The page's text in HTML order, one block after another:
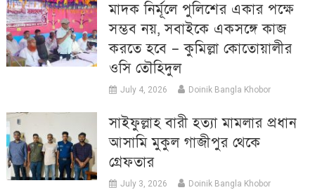
মাদক নির্মূলে পুলিশের একার পক্ষে
সম্ভব নয়, সবাইকে একসঙ্গে কাজ
করতে হবে – কুমিল্লা কোতোয়ালীর
ওসি তৌহিদুল
July 4, 2026 Doinik Bangla Khobor
সাইফুল্লাহ বারী হত্যা মামলার প্রধান
আসামি মুকুল গাজীপুর থেকে
গ্রেফতার
July 3, 2026 Doinik Bangla Khobor